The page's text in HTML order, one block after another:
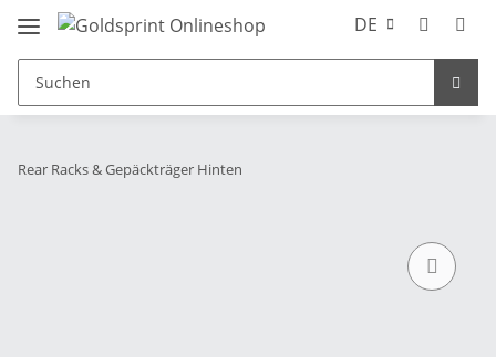
DE
Rear Racks & Gepäckträger Hinten